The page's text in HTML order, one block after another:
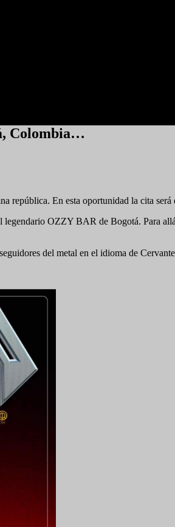
Colombia…
república. En esta oportunidad la cita será
OZZY BAR de Bogotá. Para
del metal en el idioma de